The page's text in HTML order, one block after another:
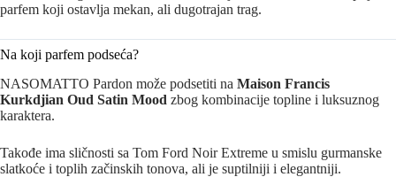
parfem koji ostavlja mekan, ali dugotrajan trag.
Na koji parfem podseća?
NASOMATTO Pardon može podsetiti na Maison Francis
Kurkdjian Oud Satin Mood zbog kombinacije topline i luksuznog
karaktera.
Takođe ima sličnosti sa Tom Ford Noir Extreme u smislu gurmanske
slatkoće i toplih začinskih tonova, ali je suptilniji i elegantniji.